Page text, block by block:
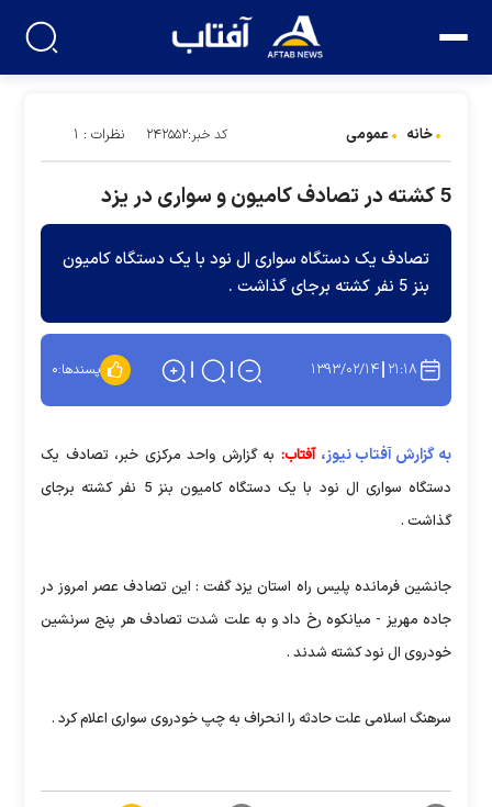
خانه عمومی کد خبر:۲۴۲۵۵۲ نظرات : ۱
5 کشته در تصادف کامیون و سواری در یزد
تصادف یک دستگاه سواری ال نود با یک دستگاه کامیون
بنز 5 نفر کشته برجای گذاشت .
۲۱:۱۸ ۱۳۹۳/۰۲/۱۴ پسندها:۰
به گزارش آفتاب نیوز، آفتاب: به گزارش واحد مرکزی خبر، تصادف یک
دستگاه سواری ال نود با یک دستگاه کامیون بنز 5 نفر کشته برجای
گذاشت .
جانشین فرمانده پلیس راه استان یزد گفت : این تصادف عصر امروز در
جاده مهریز - میانکوه رخ داد و به علت شدت تصادف هر پنج سرنشین
خودروی ال نود کشته شدند .
سرهنگ اسلامی علت حادثه را انحراف به چپ خودروی سواری اعلام کرد .